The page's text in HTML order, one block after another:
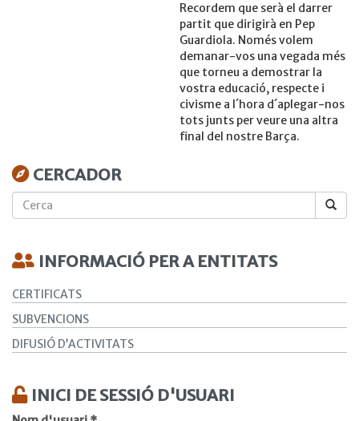
Recordem que serà el darrer
partit que dirigirà en Pep
Guardiola. Només volem
demanar-vos una vegada més
que torneu a demostrar la
vostra educació, respecte i
civisme a l´hora d´aplegar-nos
tots junts per veure una altra
final del nostre Barça.
CERCADOR
INFORMACIÓ PER A ENTITATS
CERTIFICATS
SUBVENCIONS
DIFUSIÓ D’ACTIVITATS
INICI DE SESSIÓ D'USUARI